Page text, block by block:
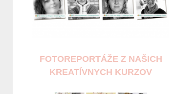
FOTOREPORTÁŽE Z NAŠICH
KREATÍVNYCH KURZOV